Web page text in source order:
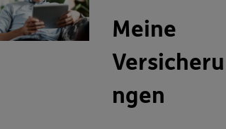
Meine
Versicheru
ngen